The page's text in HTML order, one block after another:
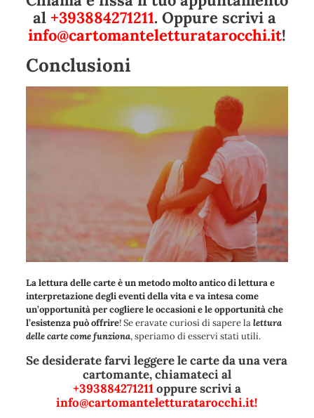
al +393884271211. Oppure scrivi a
info@cartomanteletturatarocchi.it!
Conclusioni
La lettura delle carte è un metodo molto antico di lettura e
interpretazione degli eventi della vita e va intesa come
un’opportunità per cogliere le occasioni e le opportunità che
l’esistenza può offrire! Se eravate curiosi di sapere lalettura
delle carte come funziona, speriamo di esservi stati utili.
Se desiderate farvi leggere le carte da una vera
cartomante, chiamateci al
+393884271211oppure scrivi a
info@cartomanteletturatarocchi.it!